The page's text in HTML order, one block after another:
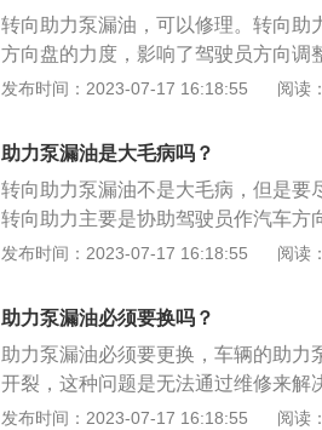
力油，车主在自行加注助力油时必须
在重新启动时，不要立即满负荷工作
其他油液达到正常工作状态再行车；
运转是否正常，有无冲击或噪声，助
车辆的性能。车辆转向助力泵大致可
力，第二类是电动液压助力转向系统
或者三年需要更换一次转向动力油（
转向会变得沉重，严重时会造成车辆
转向助力泵漏油，可以修理。转向助
方向盘的力度，影响了驾驶员方向调
和经济性能。如果转向助力泵泵体开
件。异常噪音、卡阻和转向沉重都是
发布时间：2023-07-17 16:18:55 阅读
助力泵漏油是大毛病吗？
转向助力泵漏油不是大毛病，但是要
转向助力主要是协助驾驶员作汽车方
度。助力转向在汽车行驶的安全性、
助力泵主要分为转向助力泵和刹车助
力源，是转向系统的“心脏”位； 2、
部有一个中部装有推杆的膜片（或活
气相通，另一部份通过管道与发动机
发布时间：2023-07-17 16:18:55 阅读
助力泵漏油必须要换吗？
助力泵漏油必须要更换，车辆的助
开裂，这种问题是无法通过维修来解
辆的助力泵是关系到车辆行车安全。
发布时间：2023-07-17 16:18:55 阅读